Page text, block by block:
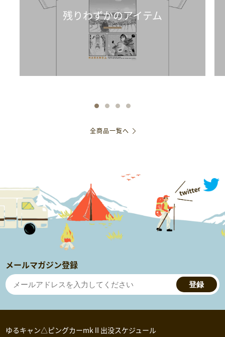
残りわずかのアイテム
全商品一覧へ
メールマガジン登録
登録
ゆるキャン△ピングカーmkⅡ出没スケジュール